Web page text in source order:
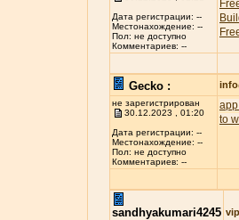
Дата регистрации: --
Местонахождение: --
Пол: не доступно
Комментариев: --
Gecko :
не зарегистрирован
30.12.2023 , 01:20
Дата регистрации: --
Местонахождение: --
Пол: не доступно
Комментариев: --
to
sandhyakumari4245